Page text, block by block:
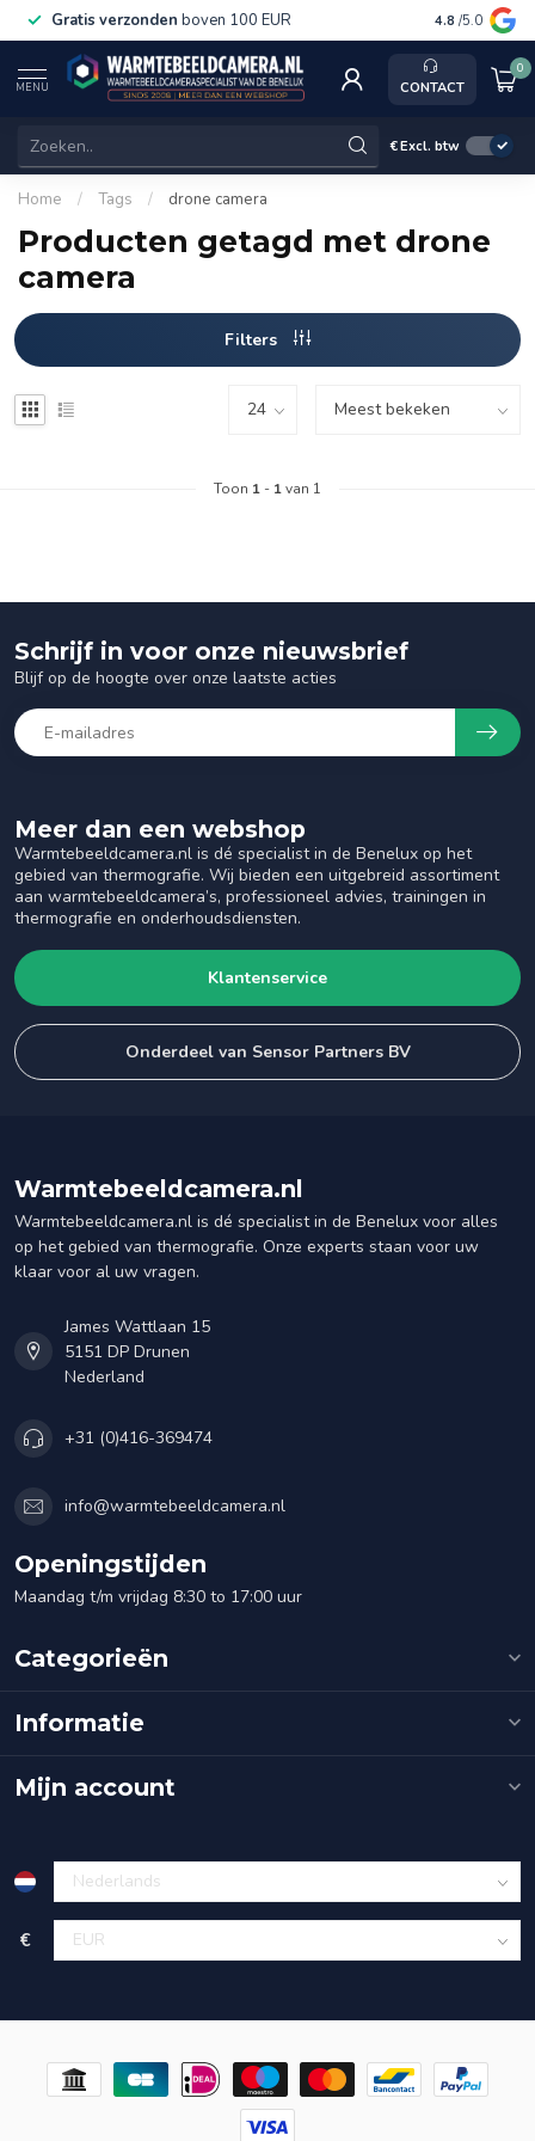
Gratis verzonden boven 100 EUR Service,
4.8 /5.0
MENU CONTACT
0
€Excl. btw
Home / Tags / drone camera
Producten getagd met drone
camera
Filters
Toon 1 - 1van 1
Meer dan een webshop
Warmtebeeldcamera.nl is dé specialist in de Benelux op het
gebied van thermografie. Wij bieden een uitgebreid assortiment
aan warmtebeeldcamera’s, professioneel advies, trainingen in
thermografie en onderhoudsdiensten.
Klantenservice
Onderdeel van Sensor Partners BV
Schrijf in voor onze nieuwsbrief
Blijf op de hoogte over onze laatste acties
Warmtebeeldcamera.nl
Warmtebeeldcamera.nl is dé specialist in de Benelux voor alles
op het gebied van thermografie. Onze experts staan voor uw
klaar voor al uw vragen.
James Wattlaan 15
5151 DP Drunen
Nederland
+31 (0)416-369474
info@warmtebeeldcamera.nl
Openingstijden
Maandag t/m vrijdag 8:30 to 17:00 uur
Categorieën
Informatie
Mijn account
€